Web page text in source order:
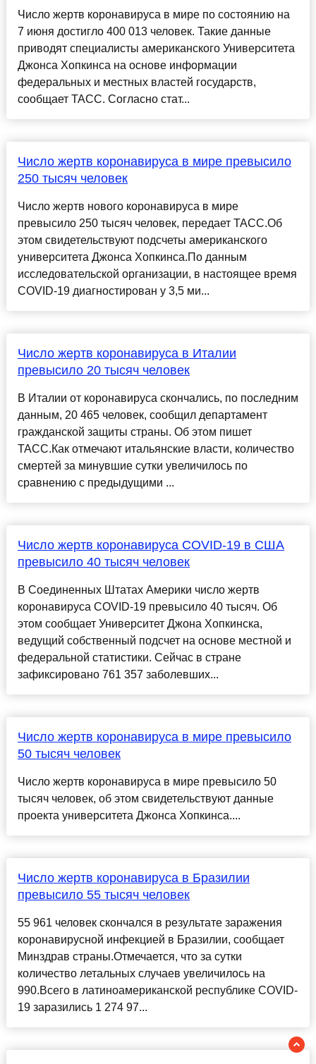
Число жертв коронавируса в мире по состоянию на
7 июня достигло 400 013 человек. Такие данные
приводят специалисты американского Университета
Джонса Хопкинса на основе информации
федеральных и местных властей государств,
сообщает ТАСС. Согласно стат...
Число жертв коронавируса в мире превысило
250 тысяч человек
Число жертв нового коронавируса в мире
превысило 250 тысяч человек, передает ТАСС.Об
этом свидетельствуют подсчеты американского
университета Джонса Хопкинса.По данным
исследовательской организации, в настоящее время
COVID-19 диагностирован у 3,5 ми...
Число жертв коронавируса в Италии
превысило 20 тысяч человек
В Италии от коронавируса скончались, по последним
данным, 20 465 человек, сообщил департамент
гражданской защиты страны. Об этом пишет
ТАСС.Как отмечают итальянские власти, количество
смертей за минувшие сутки увеличилось по
сравнению с предыдущими ...
Число жертв коронавируса COVID-19 в США
превысило 40 тысяч человек
В Соединенных Штатах Америки число жертв
коронавируса COVID-19 превысило 40 тысяч. Об
этом сообщает Университет Джона Хопкинска,
ведущий собственный подсчет на основе местной и
федеральной статистики. Сейчас в стране
зафиксировано 761 357 заболевших...
Число жертв коронавируса в мире превысило
50 тысяч человек
Число жертв коронавируса в мире превысило 50
тысяч человек, об этом свидетельствуют данные
проекта университета Джонса Хопкинса....
Число жертв коронавируса в Бразилии
превысило 55 тысяч человек
55 961 человек скончался в результате заражения
коронавирусной инфекцией в Бразилии, сообщает
Минздрав страны.Отмечается, что за сутки
количество летальных случаев увеличилось на
990.Всего в латиноамериканской республике COVID-
19 заразились 1 274 97...